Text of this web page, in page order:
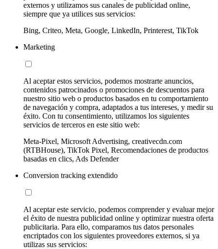
externos y utilizamos sus canales de publicidad online,
siempre que ya utilices sus servicios:
Bing, Criteo, Meta, Google, LinkedIn, Printerest, TikTok
Marketing
Al aceptar estos servicios, podemos mostrarte anuncios,
contenidos patrocinados o promociones de descuentos para
nuestro sitio web o productos basados en tu comportamiento
de navegación y compra, adaptados a tus intereses, y medir su
éxito. Con tu consentimiento, utilizamos los siguientes
servicios de terceros en este sitio web:
Meta-Pixel, Microsoft Advertising, creativecdn.com
(RTBHouse), TikTok Pixel, Recomendaciones de productos
basadas en clics, Ads Defender
Conversion tracking extendido
Al aceptar este servicio, podemos comprender y evaluar mejor
el éxito de nuestra publicidad online y optimizar nuestra oferta
publicitaria. Para ello, comparamos tus datos personales
encriptados con los siguientes proveedores externos, si ya
utilizas sus servicios: